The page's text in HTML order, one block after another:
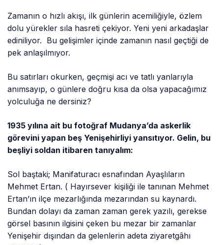
Zamanın o hızlı akışı, ilk günlerin acemiliğiyle, özlem
dolu yürekler sıla hasreti çekiyor. Yeni yeni arkadaşlar
ediniliyor. Bu gelişimler içinde zamanın nasıl geçtiği de
pek anlaşılmıyor.
Bu satırları okurken, geçmişi acı ve tatlı yanlarıyla
anımsayıp, o günlere doğru kısa da olsa yapacağımız
yolculuğa ne dersiniz?
1935 yılına ait bu fotoğraf Mudanya’da askerlik
görevini yapan beş Yenişehirliyi yansıtıyor. Gelin, bu
beşliyi soldan itibaren tanıyalım:
Sol baştaki; Manifaturacı esnafından Ayaşlıların
Mehmet Ertan. ( Hayırsever kişiliği ile tanınan Mehmet
Ertan’ın ilçe mezarlığında mezarından su kaynardı.
Bundan dolayı da zaman zaman gerek yazılı, gerekse
görsel basının ilgisini çeken bu mezar bir zamanlar
Yenişehir dışından da gelenlerin adeta ziyaretgâhı